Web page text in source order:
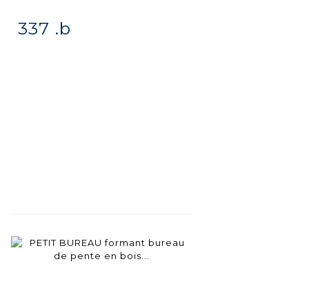
Item detail
337 .b